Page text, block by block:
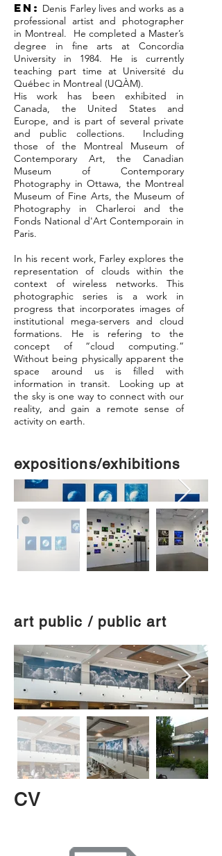
EN: Denis Farley lives and works as a
professional artist and photographer
in Montreal. He completed a Master’s
degree in fine arts at Concordia
University in 1984. He is currently
teaching part time at Université du
Québec in Montreal (UQÀM).
His work has been exhibited in
Canada, the United States and
Europe, and is part of several private
and public collections. Including
those of the Montreal Museum of
Contemporary Art, the Canadian
Museum of Contemporary
Photography in Ottawa, the Montreal
Museum of Fine Arts, the Museum of
Photography in Charleroi and the
Fonds National d'Art Contemporain in
Paris.
In his recent work, Farley explores the
representation of clouds within the
context of wireless networks. This
photographic series is a work in
progress that incorporates images of
institutional mega-servers and cloud
formations. He is refering to the
concept of “cloud computing.”
Without being physically apparent the
space around us is filled with
information in transit. Looking up at
the sky is one way to connect with our
reality, and gain a remote sense of
activity on earth.
expositions/exhibitions
art public / public art
CV